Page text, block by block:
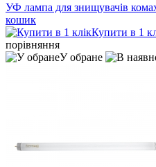
УФ лампа для знищувачів
кошик
Купити в 1
порівняння
У обране